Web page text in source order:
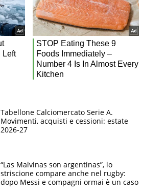
Tabellone Calciomercato Serie A.
Movimenti, acquisti e cessioni: estate
2026-27
“Las Malvinas son argentinas”, lo
striscione compare anche nel rugby:
dopo Messi e compagni ormai è un caso